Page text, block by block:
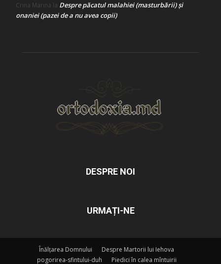
Crina Marina la Despre păcatul malahiei (masturbării) şi
onaniei (pazei de a nu avea copii)
DESPRE NOI
URMAȚI-NE
Înălțarea Domnului
Despre Martorii lui Iehova
pogorirea-sfintului-duh
Piedici în calea mîntuirii